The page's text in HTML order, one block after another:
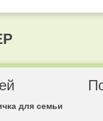
для семьи